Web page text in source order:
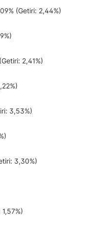
(Getiri: 2,44%)
2,41%)
3,53%)
3,30%)